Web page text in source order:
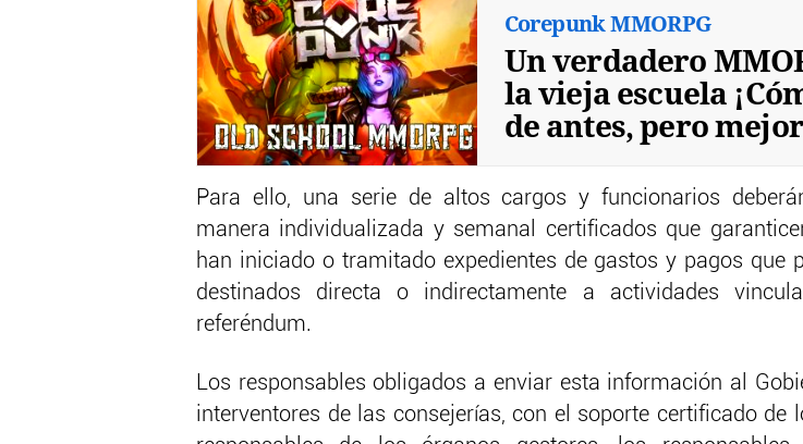
Corepunk MMORPG
Un verdadero
la vieja escuela
de antes, pero
Para ello, una serie de altos cargos y funcionarios
manera individualizada y semanal certificados que
han iniciado o tramitado expedientes de gastos y pagos que
destinados directa o indirectamente a actividades
referéndum.
Los responsables obligados a enviar esta información al
interventores de las consejerías, con el soporte certificado de